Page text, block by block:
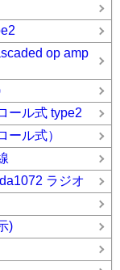
op amp
ール式 type2
ール式）
ラジオ
)